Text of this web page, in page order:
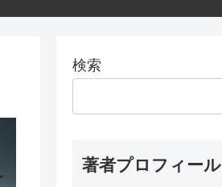
検索
著者プロフィール